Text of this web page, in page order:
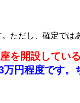
ただし、確定では
開設してい
円程度です